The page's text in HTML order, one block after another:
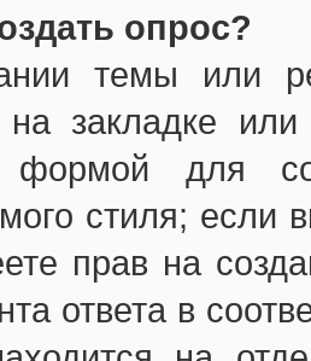
опрос?
темы или
на закладке
формой для
стиля; если
прав на
ответа в